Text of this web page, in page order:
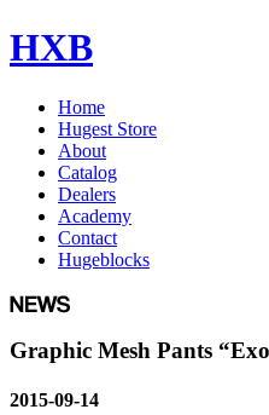
HXB
Home
Hugest Store
About
Catalog
Dealers
Academy
Contact
Hugeblocks
Graphic Mesh Pants
2015-09-14